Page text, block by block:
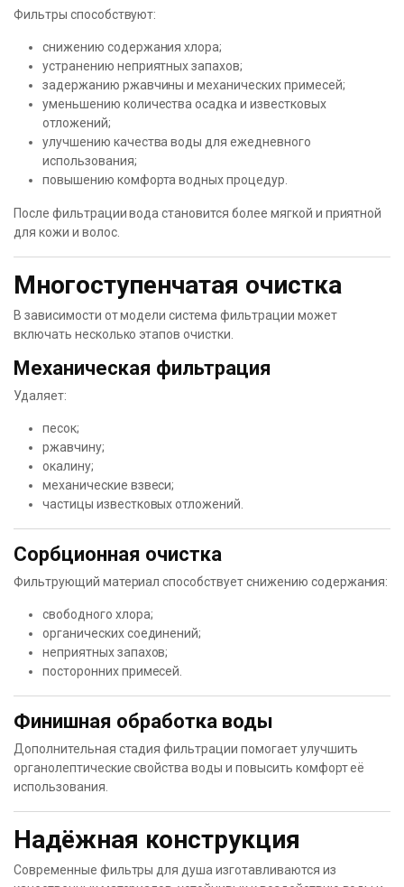
Фильтры способствуют:
снижению содержания хлора;
устранению неприятных запахов;
задержанию ржавчины и механических примесей;
уменьшению количества осадка и известковых
отложений;
улучшению качества воды для ежедневного
использования;
повышению комфорта водных процедур.
После фильтрации вода становится более мягкой и приятной
для кожи и волос.
Многоступенчатая очистка
В зависимости от модели система фильтрации может
включать несколько этапов очистки.
Механическая фильтрация
Удаляет:
песок;
ржавчину;
окалину;
механические взвеси;
частицы известковых отложений.
Сорбционная очистка
Фильтрующий материал способствует снижению содержания:
свободного хлора;
органических соединений;
неприятных запахов;
посторонних примесей.
Финишная обработка воды
Дополнительная стадия фильтрации помогает улучшить
органолептические свойства воды и повысить комфорт её
использования.
Надёжная конструкция
Современные фильтры для душа изготавливаются из